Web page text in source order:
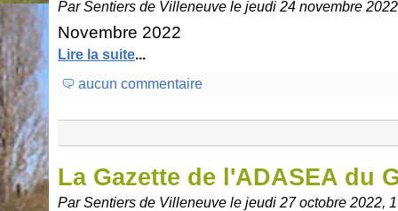
Par Sentiers de Villeneuve le jeudi 24 novembre
Novembre 2022
Lire la suite...
aucun commentaire
La Gazette de l'ADASEA du
Par Sentiers de Villeneuve le jeudi 27 octobre 2022,